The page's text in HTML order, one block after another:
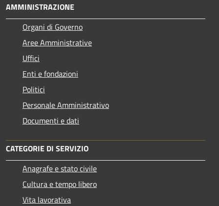
AMMINISTRAZIONE
Organi di Governo
Aree Amministrative
Uffici
Enti e fondazioni
Politici
Personale Amministrativo
Documenti e dati
CATEGORIE DI SERVIZIO
Anagrafe e stato civile
Cultura e tempo libero
Vita lavorativa